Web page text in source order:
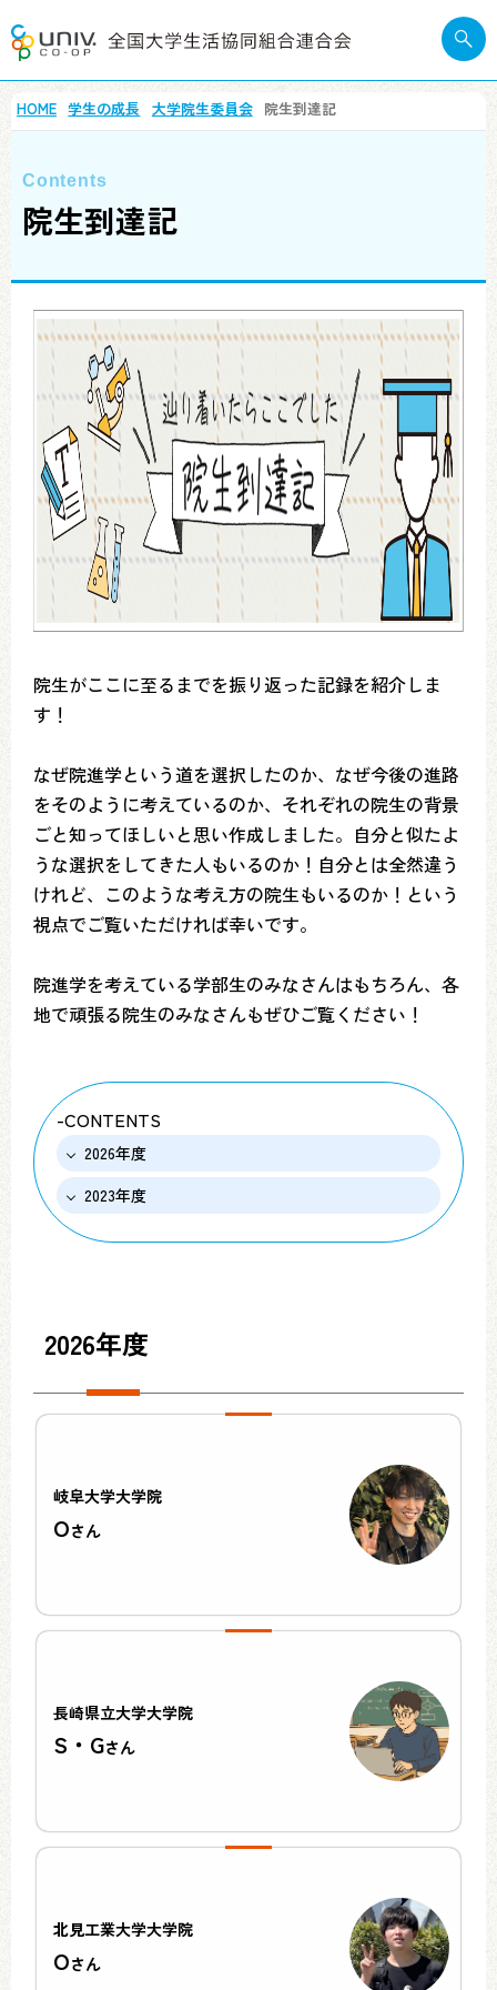
HOME 学生の成長 大学院生委員会 院生到達記
院生到達記
院生がここに至るまでを振り返った記録を紹介しま
す！
なぜ院進学という道を選択したのか、なぜ今後の進路
をそのように考えているのか、それぞれの院生の背景
ごと知ってほしいと思い作成しました。自分と似たよ
うな選択をしてきた人もいるのか！自分とは全然違う
けれど、このような考え方の院生もいるのか！という
視点でご覧いただければ幸いです。
院進学を考えている学部生のみなさんはもちろん、各
地で頑張る院生のみなさんもぜひご覧ください！
-CONTENTS
2026年度
2023年度
2026年度
岐阜大学大学院
Oさん
長崎県立大学大学院
S・Gさん
北見工業大学大学院
Oさん